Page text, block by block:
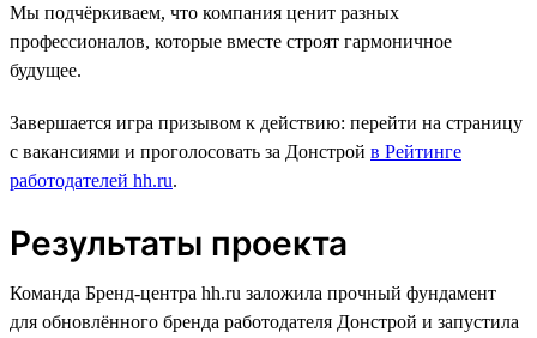
Мы подчёркиваем, что компания ценит разных
профессионалов, которые вместе строят гармоничное
будущее.
Завершается игра призывом к действию: перейти на страницу
с вакансиями и проголосовать за Донстрой в Рейтинге
работодателей hh.ru.
Результаты проекта
Команда Бренд-центра hh.ru заложила прочный фундамент
для обновлённого бренда работодателя Донстрой и запустила